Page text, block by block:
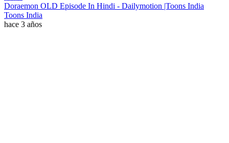
Doraemon OLD Episode In Hindi - Dailymotion |Toons India
Toons India
hace 3 años